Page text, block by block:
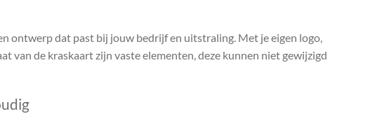
ontwerp dat past bij jouw bedrijf en uitstraling. Met je eigen logo,
van de kraskaart zijn vaste elementen, deze kunnen niet gewijzigd